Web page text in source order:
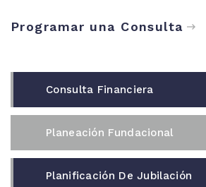
Programar una Consulta
Consulta Financiera
Planeación Fundacional
Planificación De Jubilación